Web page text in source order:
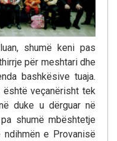
shumë keni pas
për meshtari dhe
bashkësive tuaja.
është veçanërisht tek
duke u dërguar në
shumë mbështetje
e Provanisë